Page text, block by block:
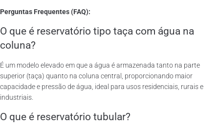
Perguntas Frequentes (FAQ):
O que é reservatório tipo taça com água na
coluna?
É um modelo elevado em que a água é armazenada tanto na parte
superior (taça) quanto na coluna central, proporcionando maior
capacidade e pressão de água, ideal para usos residenciais, rurais e
industriais.
O que é reservatório tubular?